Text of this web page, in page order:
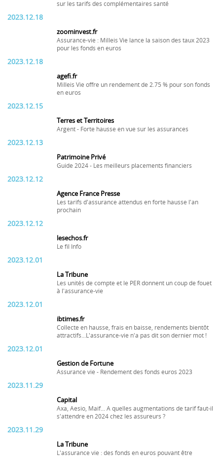
sur les tarifs des complémentaires santé
2023.12.18
zoominvest.fr
Assurance-vie : Milleis Vie lance la saison des taux 2023
pour les fonds en euros
2023.12.18
agefi.fr
Milleis Vie offre un rendement de 2.75 % pour son fonds
en euros
2023.12.15
Terres et Territoires
Argent - Forte hausse en vue sur les assurances
2023.12.13
Patrimoine Privé
Guide 2024 - Les meilleurs placements financiers
2023.12.12
Agence France Presse
Les tarifs d'assurance attendus en forte hausse l'an
prochain
2023.12.12
lesechos.fr
Le fil Info
2023.12.01
La Tribune
Les unités de compte et le PER donnent un coup de fouet
à l'assurance-vie
2023.12.01
ibtimes.fr
Collecte en hausse, frais en baisse, rendements bientôt
attractifs...L'assurance-vie n'a pas dit son dernier mot !
2023.12.01
Gestion de Fortune
Assurance vie - Rendement des fonds euros 2023
2023.11.29
Capital
Axa, Aesio, Maif... A quelles augmentations de tarif faut-il
s'attendre en 2024 chez les assureurs ?
2023.11.29
La Tribune
L'assurance vie : des fonds en euros pouvant être